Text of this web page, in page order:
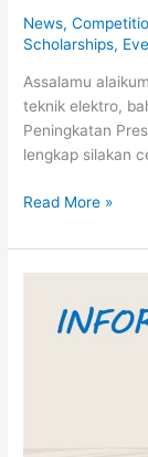
News,
Scholarships,
Assalamu
teknik elektro,
Peningkatan
lengkap silakan
Read More »
Juara
Kompas